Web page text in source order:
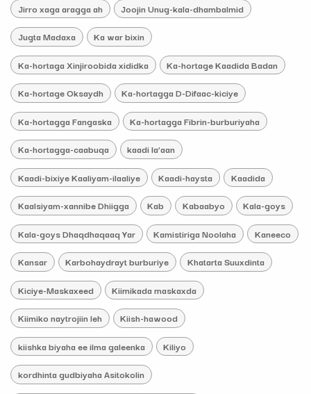
Jirro xaga aragga ah Joojin Unug-kala-dhambalmid
Jugta Madaxa Ka war bixin
Ka-hortaga Xinjiroobida xididka Ka-hortage Kaadida Badan
Ka-hortage Oksaydh Ka-hortagga D-Difaac-kiciye
Ka-hortagga Fangaska Ka-hortagga Fibrin-burburiyaha
Ka-hortagga-caabuqa kaadi la’aan
Kaadi-bixiye Kaaliyam-ilaaliye Kaadi-haysta Kaadida
Kaalsiyam-xannibe Dhiigga Kab Kabaabyo Kala-goys
Kala-goys Dhaqdhaqaaq Yar Kamistiriga Noolaha Kaneeco
Kansar Karbohaydrayt burburiye Khatarta Suuxdinta
Kiciye-Maskaxeed Kiimikada maskaxda
Kiimiko naytrojiin leh Kiish-hawood
kiishka biyaha ee ilma galeenka Kiliyo
kordhinta gudbiyaha Asitokolin